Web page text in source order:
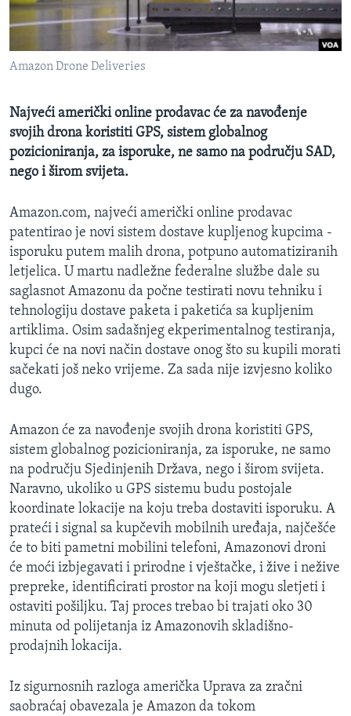
MAGAZIN
O GLASU AMERIKE
PRATITE NAS
Amazon Drone Deliveries
Najveći američki online prodavac će za navođenje
svojih drona koristiti GPS, sistem globalnog
pozicioniranja, za isporuke, ne samo na području SAD,
nego i širom svijeta.
Amazon.com, najveći američki online prodavac
patentirao je novi sistem dostave kupljenog kupcima -
isporuku putem malih drona, potpuno automatiziranih
letjelica. U martu nadležne federalne službe dale su
saglasnot Amazonu da počne testirati novu tehniku i
tehnologiju dostave paketa i paketića sa kupljenim
artiklima. Osim sadašnjeg ekperimentalnog testiranja,
kupci će na novi način dostave onog što su kupili morati
sačekati još neko vrijeme. Za sada nije izvjesno koliko
dugo.
Amazon će za navođenje svojih drona koristiti GPS,
sistem globalnog pozicioniranja, za isporuke, ne samo
na području Sjedinjenih Država, nego i širom svijeta.
Naravno, ukoliko u GPS sistemu budu postojale
koordinate lokacije na koju treba dostaviti isporuku. A
prateći i signal sa kupčevih mobilnih uređaja, najčešće
će to biti pametni mobilini telefoni, Amazonovi droni
će moći izbjegavati i prirodne i vještačke, i žive i nežive
prepreke, identificirati prostor na koji mogu sletjeti i
ostaviti pošiljku. Taj proces trebao bi trajati oko 30
minuta od polijetanja iz Amazonovih skladišno-
prodajnih lokacija.
Iz sigurnosnih razloga američka Uprava za zračni
saobraćaj obavezala je Amazon da tokom